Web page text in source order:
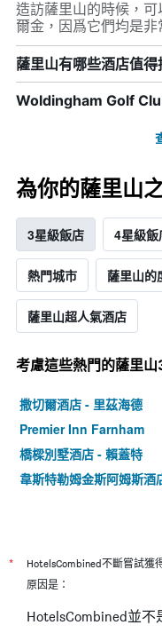
造訪薩里山的時候，
爾金，因爲它們均是非
薩里山有哪些酒店值得
Woldingham Golf
為你的薩里山
3星級飯店 4星級飯
熱門城市 薩里山的
薩里山超人氣酒店
考慮這些熱門的薩里
撒切爾酒店 - 里茲海德
Premier Inn Farnham
橋樑別墅酒店 - 賴蓋特
韋斯特勒姆金斯阿姆斯酒
* HotelsCombined不斷嘗試獲
原因是：
HotelsCombined並不